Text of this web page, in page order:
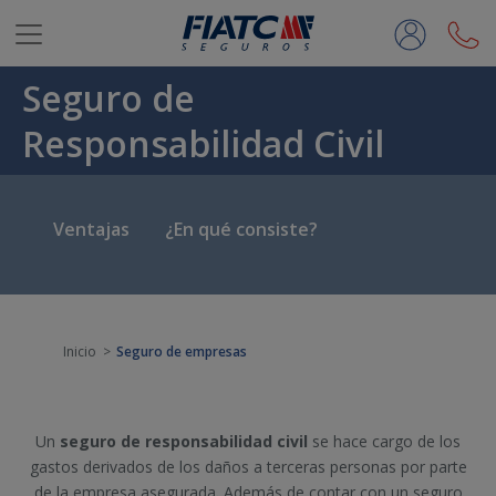
Saltar al contenido principal
Seguro de
Responsabilidad Civil
Ventajas ¿En qué consiste?
Inicio Seguro de empresas
Un seguro de responsabilidad civil se hace cargo de los
gastos derivados de los daños a terceras personas por parte